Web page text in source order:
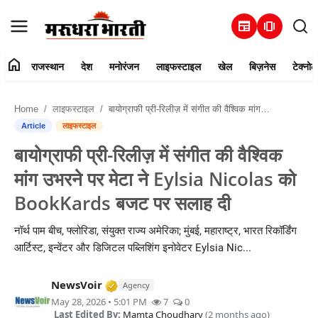
newspaper amp_stories
संपर्क करें
राजस्थान
देश
मनोरंजन
खेल
home राजस्थान देश मनोरंजन लाइफस्टाइल खेल बिज़नेस
Home लाइफस्टाइल बायोग्राफी प्री-रिलीज़ में संगीत की वैश्विक मांग उभरने पर मेटा ने Eylsia Nicolas को BookKards बजट पर सलाह दी
Article लाइफस्टाइल
बायोग्राफी प्री-रिलीज़ में संगीत की वैश्विक
मांग उभरने पर मेटा ने Eylsia Nicolas को
BookKards बजट पर सलाह दी
नॉर्थ पाम बीच, फ्लोरिडा, संयुक्त राज्य अमेरिका; मुंबई, महाराष्ट्र, भारत रिकॉर्डिंग
आर्टिस्ट, इन्वेंटर और डिजिटल पब्लिशिंग इनोवेटर Eylsia Nic...
NewsVoir Verified Media or Organization • 16
Agency
May 28, 2026 • 5:01 PM 7
0
Last Edited By: Mamta Choudhary(2 months ago)